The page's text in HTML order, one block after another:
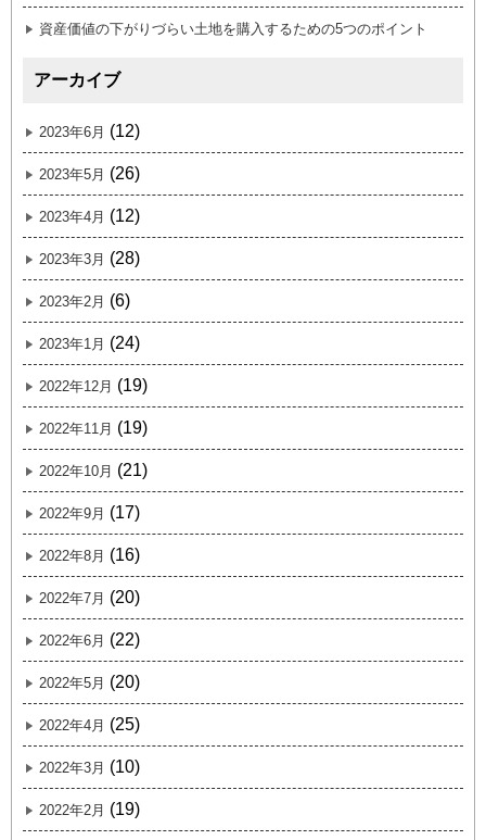
資産価値の下がりづらい土地を購入するための5つのポイント
アーカイブ
2023年6月 (12)
2023年5月 (26)
2023年4月 (12)
2023年3月 (28)
2023年2月 (6)
2023年1月 (24)
2022年12月 (19)
2022年11月 (19)
2022年10月 (21)
2022年9月 (17)
2022年8月 (16)
2022年7月 (20)
2022年6月 (22)
2022年5月 (20)
2022年4月 (25)
2022年3月 (10)
2022年2月 (19)